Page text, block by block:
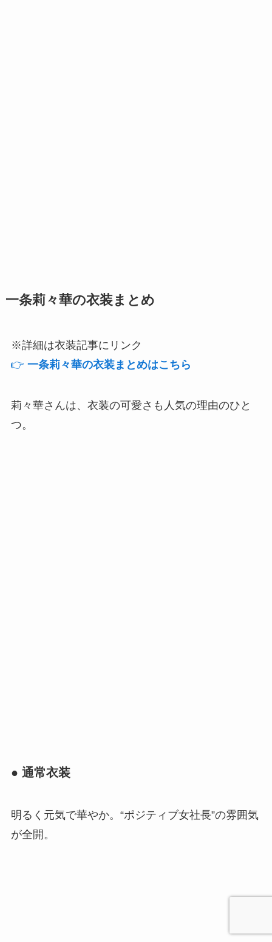
一条莉々華の衣装まとめ
※詳細は衣装記事にリンク
👉 一条莉々華の衣装まとめはこちら
莉々華さんは、衣装の可愛さも人気の理由のひと
つ。
● 通常衣装
明るく元気で華やか。“ポジティブ女社長”の雰囲気
が全開。